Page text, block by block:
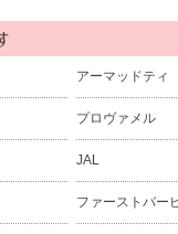
アーマッドティ
プロヴァメル
JAL
ファーストバー